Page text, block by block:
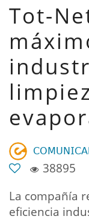
Tot-
38895
La compañía
eficiencia